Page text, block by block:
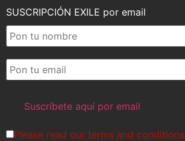
SUSCRIPCIÓN EXILE por email
Please read our terms and conditions